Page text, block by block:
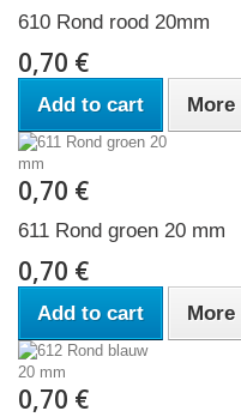
610 Rond rood 20mm
0,70 €
Add to cart More
0,70 €
611 Rond groen 20 mm
0,70 €
Add to cart More
0,70 €